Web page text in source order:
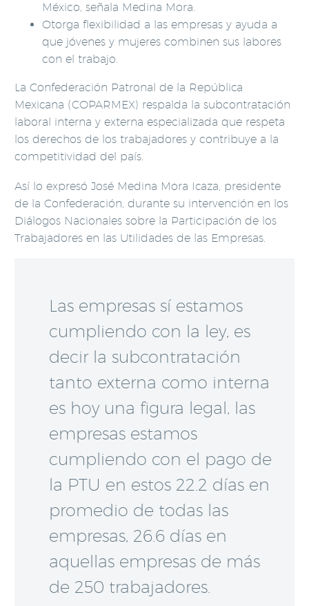
México, señala Medina Mora.
Otorga flexibilidad a las empresas y ayuda a
que jóvenes y mujeres combinen sus labores
con el trabajo.
La Confederación Patronal de la República
Mexicana (COPARMEX) respalda la subcontratación
laboral interna y externa especializada que respeta
los derechos de los trabajadores y contribuye a la
competitividad del país.
Así lo expresó José Medina Mora Icaza, presidente
de la Confederación, durante su intervención en los
Diálogos Nacionales sobre la Participación de los
Trabajadores en las Utilidades de las Empresas.
Las empresas sí estamos
cumpliendo con la ley, es
decir la subcontratación
tanto externa como interna
es hoy una figura legal, las
empresas estamos
cumpliendo con el pago de
la PTU en estos 22.2 días en
promedio de todas las
empresas, 26.6 días en
aquellas empresas de más
de 250 trabajadores.